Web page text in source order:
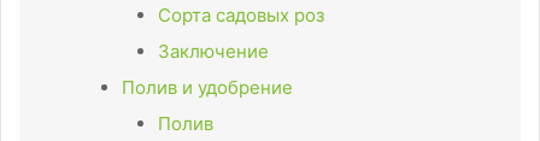
Сорта садовых роз
Заключение
Полив и удобрение
Полив